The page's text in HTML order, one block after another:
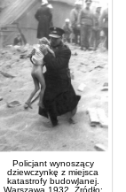
Policjant wynoszący
dziewczynkę z miejsca
katastrofy budowlanej.
Warszawa 1932. Źródło: